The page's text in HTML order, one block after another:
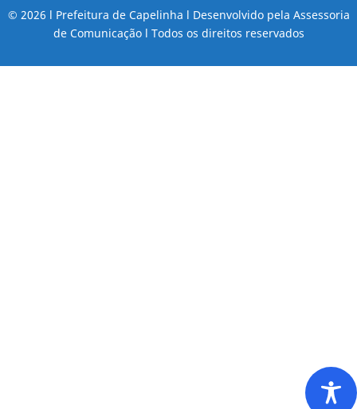
© 2026 l Prefeitura de Capelinha l Desenvolvido pela Assessoria
de Comunicação l Todos os direitos reservados